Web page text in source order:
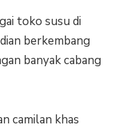
toko susu di
berkembang
banyak cabang
camilan khas